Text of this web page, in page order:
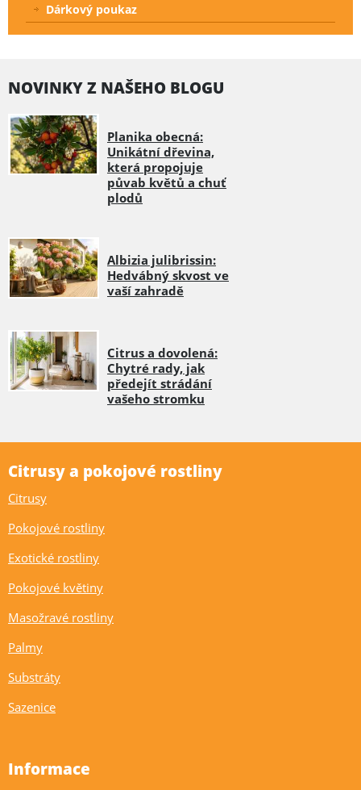
Dárkový poukaz
NOVINKY Z NAŠEHO BLOGU
Planika obecná:
Unikátní dřevina,
která propojuje
půvab květů a chuť
plodů
Albizia julibrissin:
Hedvábný skvost ve
vaší zahradě
Citrus a dovolená:
Chytré rady, jak
předejít strádání
vašeho stromku
Citrusy a pokojové rostliny
Citrusy
Pokojové rostliny
Exotické rostliny
Pokojové květiny
Masožravé rostliny
Palmy
Substráty
Sazenice
Informace